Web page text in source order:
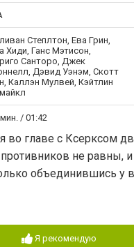
Степлтон, Ева Грин,
Хиди, Ганс Мэтисон,
Санторо, Джек
Дэвид Уэнэм, Скотт
Каллэн Мулвей, Кэйтлин
/ 01:42
главе с Ксерксом
не равны,
объединившись
Я рекомендую